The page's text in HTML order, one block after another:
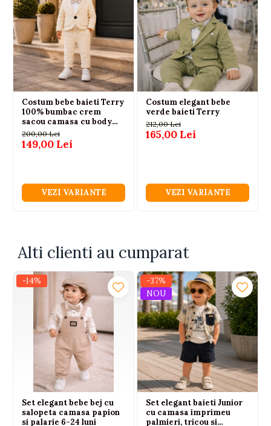
Costum bebe baieti Terry
100% bumbac crem
sacou camasa cu body
papion si pantaloni 6-24
luni
200,00 Lei
149,00 Lei
VEZI VARIANTE
Costum elegant bebe
verde baieti Terry
212,00 Lei
165,00 Lei
VEZI VARIANTE
Alti clienti au cumparat
-14%
Set elegant bebe bej cu
salopeta camasa papion
si palarie 6-24 luni
-37%
NOU
Set elegant baieti Junior
cu camasa imprimeu
palmieri, tricou si